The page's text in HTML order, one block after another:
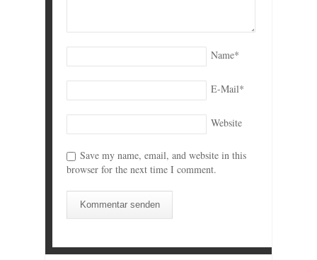
Name*
E-Mail*
Website
Save my name, email, and website in this
browser for the next time I comment.